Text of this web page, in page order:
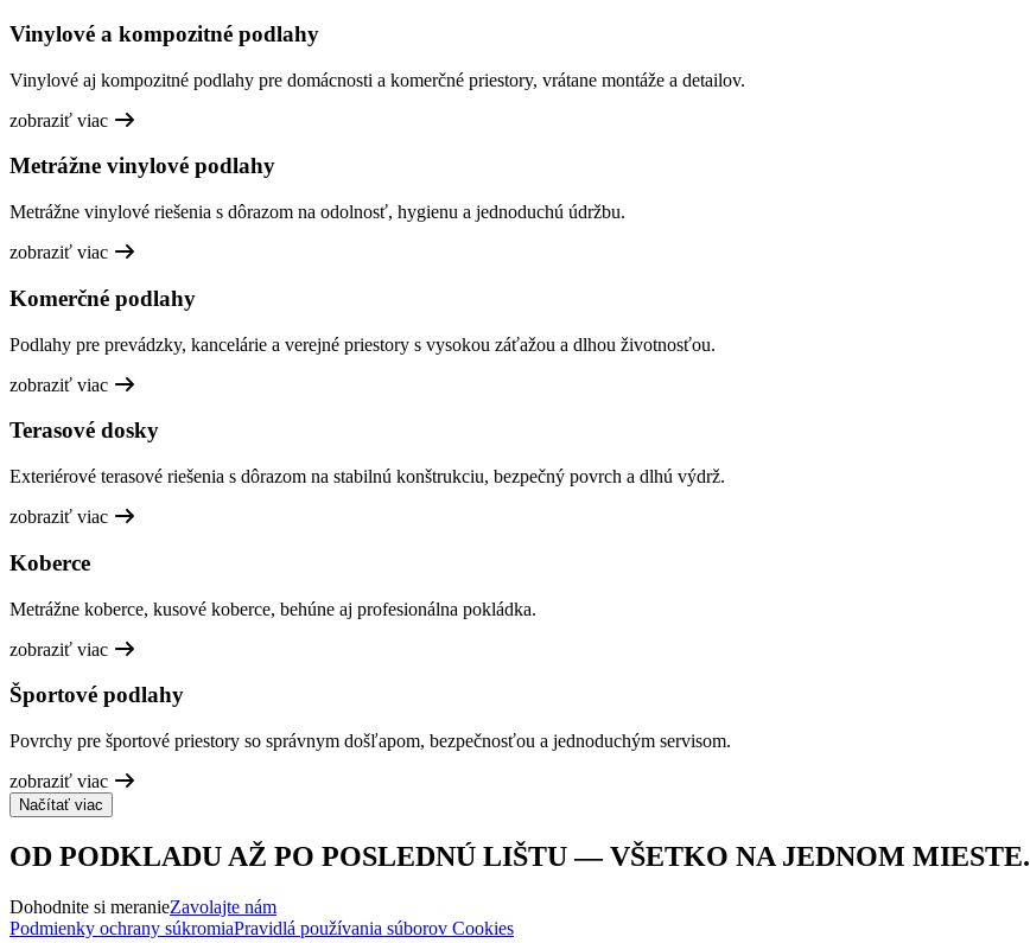
Vinylové a kompozitné podlahy
Vinylové aj kompozitné podlahy pre domácnosti a komerčné priestory, vrátane montáže a detailov.
zobraziť viac
Metrážne vinylové podlahy
Metrážne vinylové riešenia s dôrazom na odolnosť, hygienu a jednoduchú údržbu.
zobraziť viac
Komerčné podlahy
Podlahy pre prevádzky, kancelárie a verejné priestory s vysokou záťažou a dlhou životnosťou.
zobraziť viac
Terasové dosky
Exteriérové terasové riešenia s dôrazom na stabilnú konštrukciu, bezpečný povrch a dlhú výdrž.
zobraziť viac
Koberce
Metrážne koberce, kusové koberce, behúne aj profesionálna pokládka.
zobraziť viac
Športové podlahy
Povrchy pre športové priestory so správnym došľapom, bezpečnosťou a jednoduchým servisom.
zobraziť viac
Načítať viac
OD PODKLADU AŽ PO POSLEDNÚ LIŠTU — VŠETKO NA JEDNOM MIESTE.
Dohodnite si meranieZavolajte nám
Podmienky ochrany súkromiaPravidlá používania súborov Cookies